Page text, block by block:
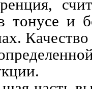
тонусе и